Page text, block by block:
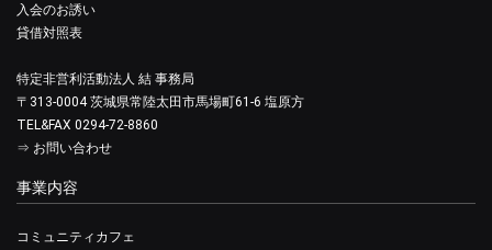
入会のお誘い
貸借対照表
特定非営利活動法人 結 事務局
〒313-0004 茨城県常陸太田市馬場町61-6 塩原方
TEL&FAX 0294-72-8860
⇒ お問い合わせ
事業内容
コミュニティカフェ